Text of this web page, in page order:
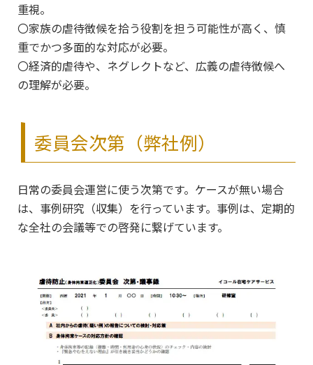
重視。
〇家族の虐待徴候を拾う役割を担う可能性が高く、慎
重でかつ多面的な対応が必要。
〇経済的虐待や、ネグレクトなど、広義の虐待徴候へ
の理解が必要。
委員会次第（弊社例）
日常の委員会運営に使う次第です。ケースが無い場合
は、事例研究（収集）を行っています。事例は、定期的
な全社の会議等での啓発に繋げています。